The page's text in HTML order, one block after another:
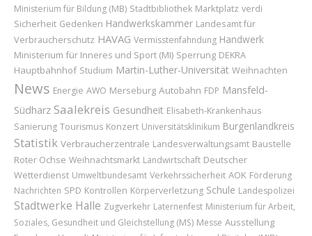
Ministerium für Bildung (MB) Stadtbibliothek Marktplatz verdi
Sicherheit Gedenken Handwerkskammer Landesamt für
Verbraucherschutz HAVAG Vermisstenfahndung Handwerk
Ministerium für Inneres und Sport (MI) Sperrung DEKRA
Hauptbahnhof Studium Martin-Luther-Universität Weihnachten
News Energie AWO Merseburg Autobahn FDP Mansfeld-
Südharz Saalekreis Gesundheit Elisabeth-Krankenhaus
Sanierung Tourismus Konzert Universitätsklinikum Burgenlandkreis
Statistik Verbraucherzentrale Landesverwaltungsamt Baustelle
Roter Ochse Weihnachtsmarkt Landwirtschaft Deutscher
Wetterdienst Umweltbundesamt Verkehrssicherheit AOK Förderung
Nachrichten SPD Kontrollen Körperverletzung Schule Landespolizei
Stadtwerke Halle Zugverkehr Laternenfest Ministerium für Arbeit,
Soziales, Gesundheit und Gleichstellung (MS) Messe Ausstellung